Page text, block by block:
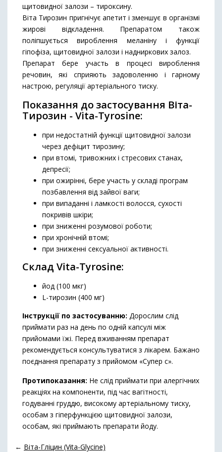
щитовидної залози – тироксину.
Віта Тирозин пригнічує апетит і зменшує в організмі
жирові відкладення. Препаратом також
поліпшується вироблення меланіну і функції
гіпофіза, щитовидної залози і надниркових залоз.
Препарат бере участь в процесі вироблення
речовин, які сприяють задоволенню і гарному
настрою, регуляції артеріального тиску.
Показання до застосування Віта-
Тирозин - Vita-Tyrosine:
при недостатній функції щитовидної залози
через дефіцит тирозину;
при втомі, тривожних і стресових станах,
депресії;
при ожирінні, бере участь у складі програм
позбавлення від зайвої ваги;
при випаданні і ламкості волосся, сухості
покривів шкіри;
при зниженні розумової роботи;
при хронічній втомі;
при зниженні сексуальної активності.
Склад Vita-Tyrosine:
йод (100 мкг)
L-тирозин (400 мг)
Інструкції по застосуванню: Дорослим слід
приймати раз на день по одній капсулі між
прийомами їжі. Перед вживанням препарат
рекомендується консультуватися з лікарем. Бажано
поєднання препарату з прийомом «Супер с».
Протипоказання: Не слід приймати при алергічних
реакціях на компоненти, під час вагітності,
годуванні груддю, високому артеріальному тиску,
особам з гіперфункцією щитовидної залози,
особам, які приймають препарати йоду.
← Віта-Гліцин (Vita-Glycine)